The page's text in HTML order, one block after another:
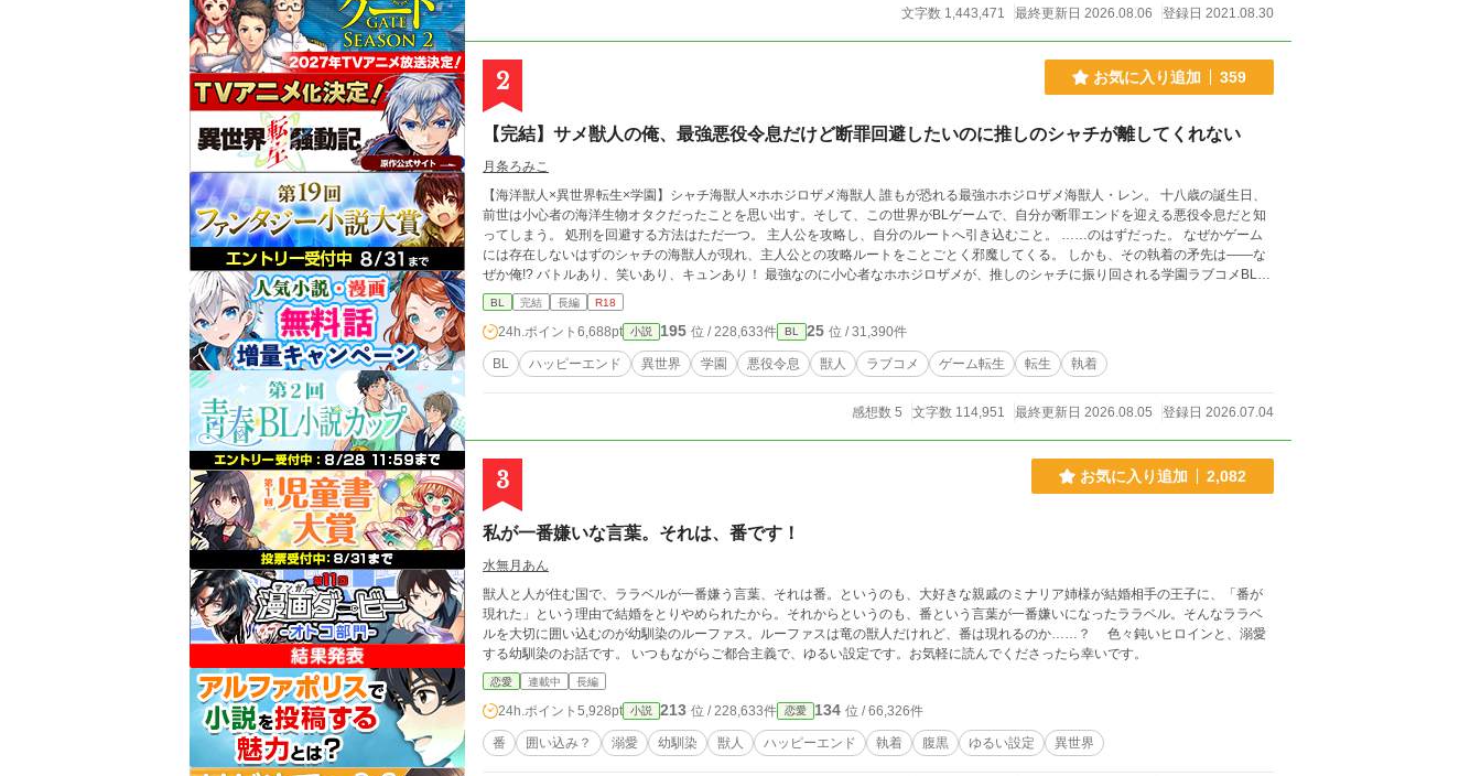
文字数 1,443,471 最終更新日 2026.08.06 登録日 2021.08.30
2 お気に入り追加 359
【完結】サメ獣人の俺、最強悪役令息だけど断罪回避したいのに推しのシャチが離してくれない
月条ろみこ
【海洋獣人×異世界転生×学園】シャチ海獣人×ホホジロザメ海獣人 誰もが恐れる最強ホホジロザメ海獣人・レン。 十八歳の誕生日、
前世は小心者の海洋生物オタクだったことを思い出す。そして、この世界がBLゲームで、自分が断罪エンドを迎える悪役令息だと知
ってしまう。 処刑を回避する方法はただ一つ。 主人公を攻略し、自分のルートへ引き込むこと。 ……のはずだった。 なぜかゲーム
には存在しないはずのシャチの海獣人が現れ、主人公との攻略ルートをことごとく邪魔してくる。 しかも、その執着の矛先は――な
ぜか俺!? バトルあり、笑いあり、キュンあり！ 最強なのに小心者なホホジロザメが、推しのシャチに振り回される学園ラブコメBL！
🚫無断転載・AI学習禁止 終盤に性的描写が入る予定ですので、R18としています。 ※がつく話には性描写があります。 本作はfujossy
小説大賞にエントリー中です。少しでも面白いと思っていただけましたら、投票して応援してくだされば幸いです。
BL 完結 長編 R18
24h.ポイント 6,688pt 小説 195 位 / 228,633件 BL 25 位 / 31,390件
BL ハッピーエンド 異世界 学園 悪役令息 獣人 ラブコメ ゲーム転生 転生 執着
感想数 5 文字数 114,951 最終更新日 2026.08.05 登録日 2026.07.04
3 お気に入り追加 2,082
私が一番嫌いな言葉。それは、番です！
水無月あん
獣人と人が住む国で、ララベルが一番嫌う言葉、それは番。というのも、大好きな親戚のミナリア姉様が結婚相手の王子に、「番が
現れた」という理由で結婚をとりやめられたから。それからというのも、番という言葉が一番嫌いになったララベル。そんなララベ
ルを大切に囲い込むのが幼馴染のルーファス。ルーファスは竜の獣人だけれど、番は現れるのか……？ 色々鈍いヒロインと、溺愛
する幼馴染のお話です。 いつもながらご都合主義で、ゆるい設定です。お気軽に読んでくださったら幸いです。
恋愛 連載中 長編
24h.ポイント 5,928pt 小説 213 位 / 228,633件 恋愛 134 位 / 66,326件
番 囲い込み？ 溺愛 幼馴染 獣人 ハッピーエンド 執着 腹黒 ゆるい設定 異世界